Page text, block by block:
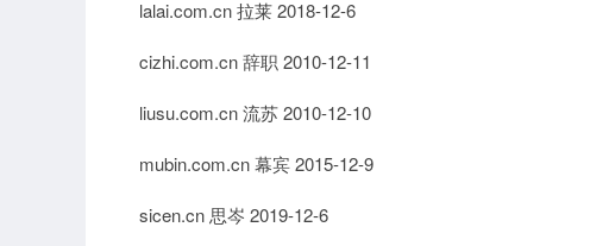
lalai.com.cn 拉莱 2018-12-6
cizhi.com.cn 辞职 2010-12-11
liusu.com.cn 流苏 2010-12-10
mubin.com.cn 幕宾 2015-12-9
sicen.cn 思岑 2019-12-6